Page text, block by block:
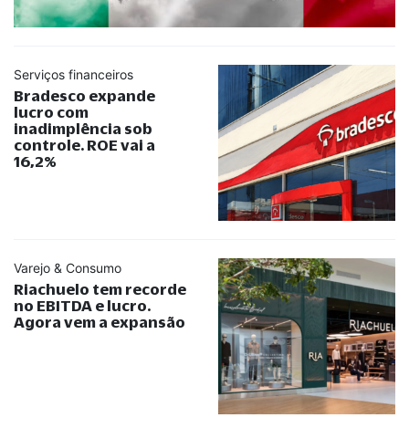
Serviços financeiros
Bradesco expande
lucro com
inadimplência sob
controle. ROE vai a
16,2%
Varejo & Consumo
Riachuelo tem recorde
no EBITDA e lucro.
Agora vem a expansão